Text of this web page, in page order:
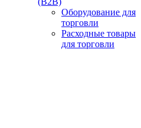
Оборудование для
торговли
Расходные товары
для торговли